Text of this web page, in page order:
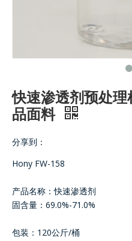
快速渗透剂预处
品面料
分享到：
Hony FW-158
产品名称：快速渗透剂
固含量：69.0%-71.0%
包装：120公斤/桶